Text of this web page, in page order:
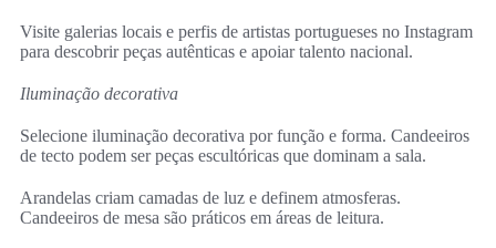
Visite galerias locais e perfis de artistas portugueses no Instagram
para descobrir peças autênticas e apoiar talento nacional.
Iluminação decorativa
Selecione iluminação decorativa por função e forma. Candeeiros
de tecto podem ser peças escultóricas que dominam a sala.
Arandelas criam camadas de luz e definem atmosferas.
Candeeiros de mesa são práticos em áreas de leitura.